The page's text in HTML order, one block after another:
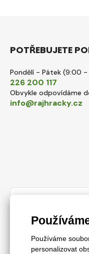
POTŘEBUJETE
Pondělí - Pátek (9:00 -
226 200 117
Obvykle odpovídáme
info@rajhracky.cz